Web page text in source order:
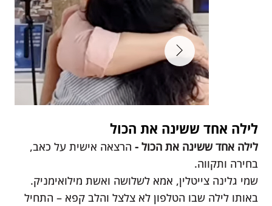
לילה אחד ששינה את הכול
לילה אחד ששינה את הכול - הרצאה אישית על כאב,
בחירה ותקווה.
שמי גלינה צייטלין, אמא לשלושה ואשת מילואימניק.
באותו לילה שבו הטלפון לא צלצל והלב קפא – התחיל